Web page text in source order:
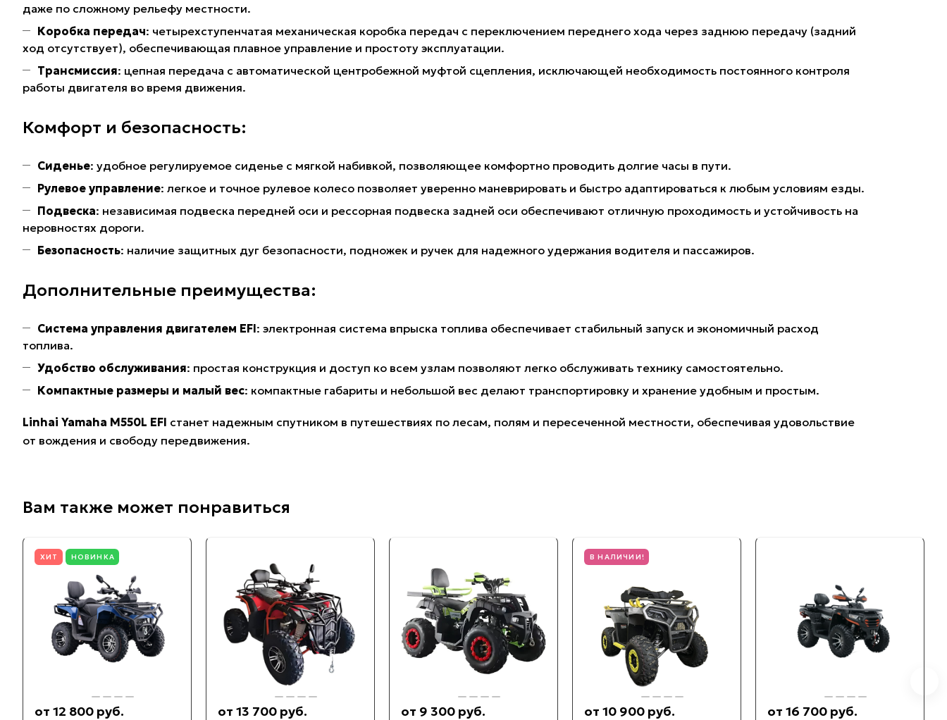
даже по сложному рельефу местности.
Коробка передач: четырехступенчатая механическая коробка передач с переключением переднего хода через заднюю передачу (задний
ход отсутствует), обеспечивающая плавное управление и простоту эксплуатации.
Трансмиссия: цепная передача с автоматической центробежной муфтой сцепления, исключающей необходимость постоянного контроля
работы двигателя во время движения.
Комфорт и безопасность:
Сиденье: удобное регулируемое сиденье с мягкой набивкой, позволяющее комфортно проводить долгие часы в пути.
Рулевое управление: легкое и точное рулевое колесо позволяет уверенно маневрировать и быстро адаптироваться к любым условиям езды.
Подвеска: независимая подвеска передней оси и рессорная подвеска задней оси обеспечивают отличную проходимость и устойчивость на
неровностях дороги.
Безопасность: наличие защитных дуг безопасности, подножек и ручек для надежного удержания водителя и пассажиров.
Дополнительные преимущества:
Система управления двигателем EFI: электронная система впрыска топлива обеспечивает стабильный запуск и экономичный расход
топлива.
Удобство обслуживания: простая конструкция и доступ ко всем узлам позволяют легко обслуживать технику самостоятельно.
Компактные размеры и малый вес: компактные габариты и небольшой вес делают транспортировку и хранение удобным и простым.
Linhai Yamaha M550L EFI станет надежным спутником в путешествиях по лесам, полям и пересеченной местности, обеспечивая удовольствие
от вождения и свободу передвижения.
Вам также может понравиться
ХИТ НОВИНКА
от 12 800 руб. от 13 700 руб. от 9 300 руб.
В НАЛИЧИИ!
от 10 900 руб. от 16 700 руб.